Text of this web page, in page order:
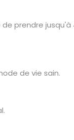
prendre jusqu'à
de vie sain.